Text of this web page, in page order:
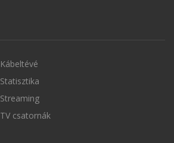
Kábeltévé
Statisztika
Streaming
TV csatornák